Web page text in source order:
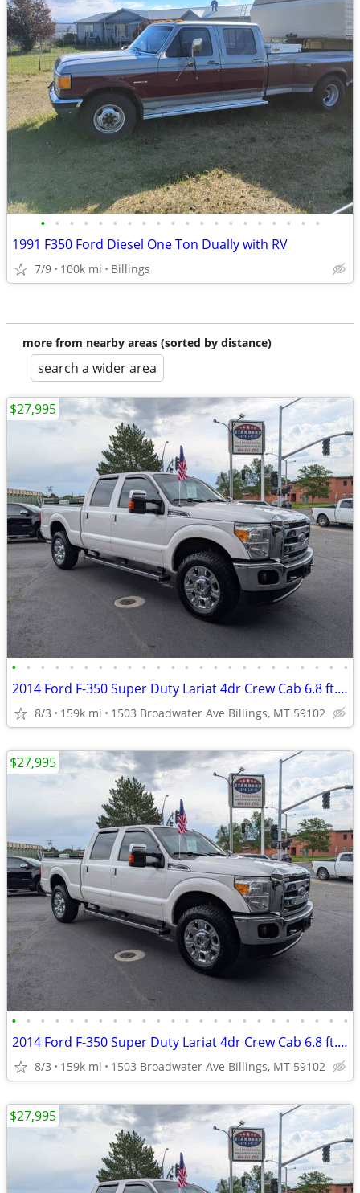
• • • • • • • • • • • • • • • • • • • •
1991 F350 Ford Diesel One Ton Dually with RV
7/9 100k mi Billings
more from nearby areas (sorted by distance)
search a wider area
• • • • • • • • • • • • • • • • • • • • • • • •
2014 Ford F-350 Super Duty Lariat 4dr Crew Cab 6.8 ft. SB SRW Pickup
8/3 159k mi 1503 Broadwater Ave Billings, MT 59102
$27,995
• • • • • • • • • • • • • • • • • • • • • • • •
2014 Ford F-350 Super Duty Lariat 4dr Crew Cab 6.8 ft. SB SRW Pickup
8/3 159k mi 1503 Broadwater Ave Billings, MT 59102
$27,995
$27,995